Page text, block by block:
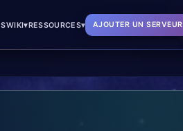
WIKI▾RESSOURCES▾ AJOUTER UN SERVEUR